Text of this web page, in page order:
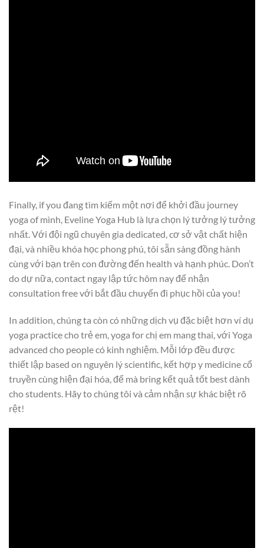
Finally, if you đang tìm kiếm một nơi để khởi đầu journey
yoga of mình, Eveline Yoga Hub là lựa chọn lý tưởng lý tưởng
nhất. Với đội ngũ chuyên gia dedicated, cơ sở vật chất hiện
đại, và nhiều khóa học phong phú, tôi sẵn sàng đồng hành
cùng với bạn trên con đường đến health và hạnh phúc. Don’t
do dự nữa, contact ngay lập tức hôm nay để nhận
consultation free với bắt đầu chuyến đi phục hồi của you!
In addition, chúng ta còn có những dịch vụ đặc biệt hơn ví dụ
yoga practice cho trẻ em, yoga for chị em mang thai, với Yoga
advanced cho people có kinh nghiệm. Mỗi lớp đều được
thiết lập based on nguyên lý scientific, kết hợp y medicine cổ
truyền cùng hiện đại hóa, để mà bring kết quả tốt best dành
cho students. Hãy to chúng tôi và cảm nhận sự khác biệt rõ
rệt!